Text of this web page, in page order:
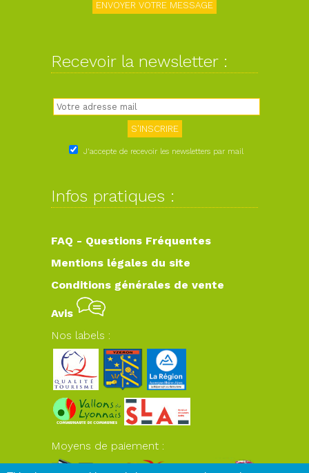
Recevoir la newsletter :
J'accepte de recevoir les newsletters par mail
Infos pratiques :
FAQ - Questions Fréquentes
Mentions légales du site
Conditions générales de vente
Avis
Nos labels :
Moyens de paiement :